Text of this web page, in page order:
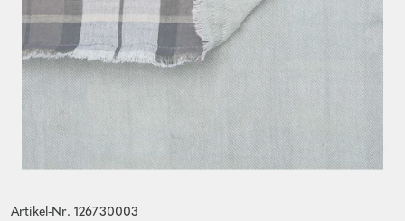
Artikel-Nr. 126730003